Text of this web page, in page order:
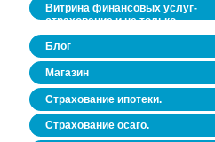
Витрина финансовых услуг-
страхование и не только.
Блог
Магазин
Страхование ипотеки.
Страхование осаго.